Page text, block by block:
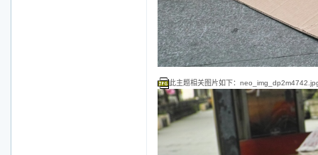
此主题相关图片如下：